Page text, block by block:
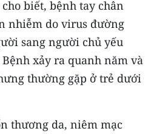
Bộ và Tây
biết, bệnh tay chân
nhiễm do virus đường
sang người chủ yếu
xảy ra quanh năm và
thường gặp ở trẻ dưới
thương da, niêm mạc